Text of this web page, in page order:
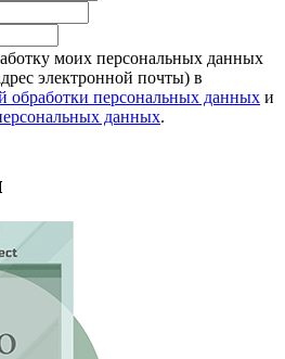
моих персональных данных
электронной почты) в
обработки персональных данных и
данных.